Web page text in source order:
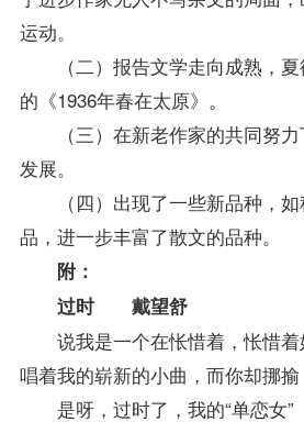
运动。
（二）报告文学走向成熟，夏
的《1936年春在太原》。
（三）在新老作家的共同努力
发展。
（四）出现了一些新品种，如
品，进一步丰富了散文的品种。
附：
过时 戴望舒
说我是一个在怅惜着，怅惜着
唱着我的崭新的小曲，而你却挪揄
是呀，过时了，我的“单恋女”